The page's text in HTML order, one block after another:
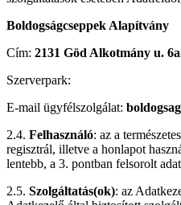
Boldogságcseppek Alapítvány
Cím: 2131 Göd Alkotmány u.
Szerverpark:
E-mail ügyfélszolgálat:
2.4. Felhasználó: az a
regisztrál, illetve a honlapot
lentebb, a 3. pontban felsorolt
2.5. Szolgáltatás(ok): az